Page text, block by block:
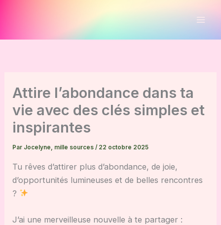
Attire l’abondance dans ta
vie avec des clés simples et
inspirantes
Par Jocelyne, mille sources/ 22 octobre 2025
Tu rêves d’attirer plus d’abondance, de joie,
d’opportunités lumineuses et de belles rencontres
?
J’ai une merveilleuse nouvelle à te partager :